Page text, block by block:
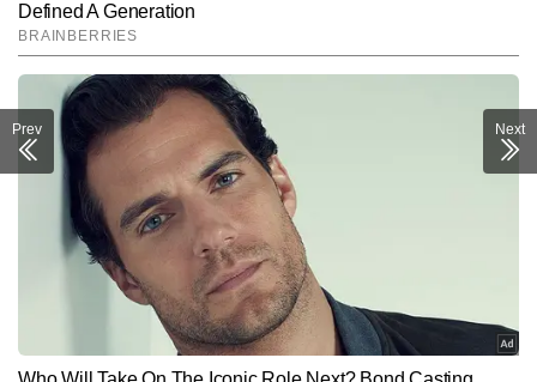
Prev Next